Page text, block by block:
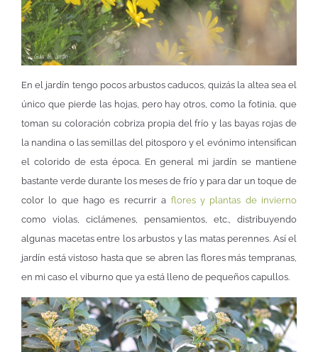
En el jardín tengo pocos arbustos caducos, quizás la altea sea el
único que pierde las hojas, pero hay otros, como la fotinia, que
toman su coloración cobriza propia del frío y las bayas rojas de
la nandina o las semillas del pitosporo y el evónimo intensifican
el colorido de esta época. En general mi jardín se mantiene
bastante verde durante los meses de frío y para dar un toque de
color lo que hago es recurrir a flores y plantas de invierno
como violas, ciclámenes, pensamientos, etc., distribuyendo
algunas macetas entre los arbustos y las matas perennes. Así el
jardín está vistoso hasta que se abren las flores más tempranas,
en mi caso el viburno que ya está lleno de pequeños capullos.